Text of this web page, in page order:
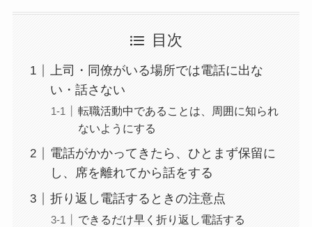
目次
上司・同僚がいる場所では電話に出な
い・話さない
転職活動中であることは、周囲に知られ
ないようにする
電話がかかってきたら、ひとまず保留に
し、席を離れてから話をする
折り返し電話するときの注意点
できるだけ早く折り返し電話する